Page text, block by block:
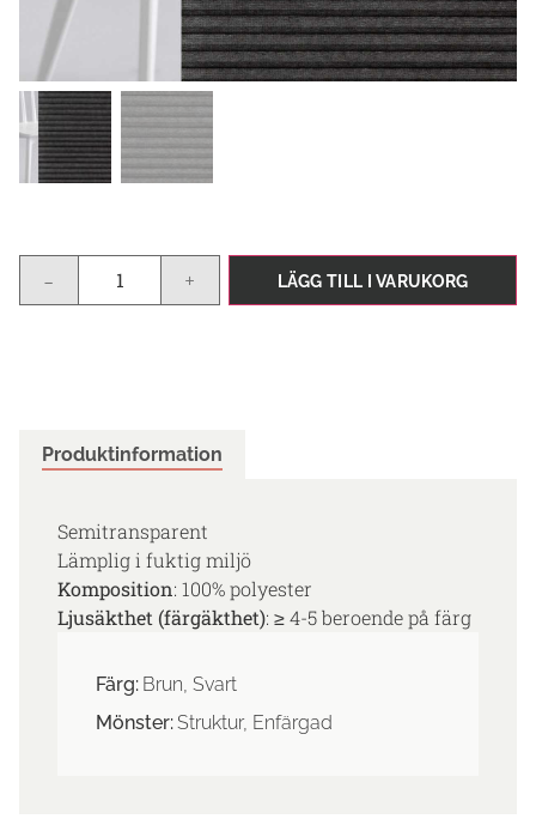
- + LÄGG TILL I VARUKORG
Produktinformation
Semitransparent
Lämplig i fuktig miljö
Komposition: 100% polyester
Ljusäkthet (färgäkthet): ≥ 4-5 beroende på färg
Färg: Brun, Svart
Mönster:Struktur, Enfärgad